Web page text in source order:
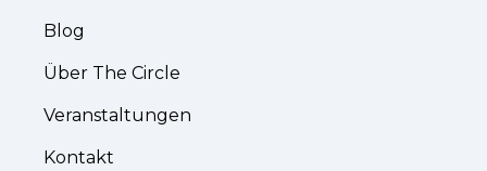
Blog
Über The Circle
Veranstaltungen
Kontakt